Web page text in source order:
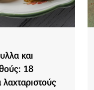
και
18
λαχταριστούς